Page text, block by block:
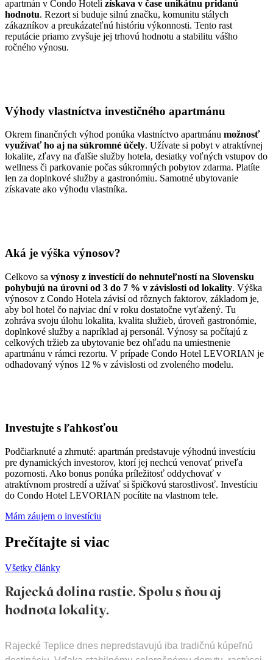
apartmán v Condo Hoteli získava v čase unikátnu pridanú
hodnotu. Rezort si buduje silnú značku, komunitu stálych
zákazníkov a preukázateľnú históriu výkonnosti. Tento rast
reputácie priamo zvyšuje jej trhovú hodnotu a stabilitu vášho
ročného výnosu.
Výhody vlastníctva investičného apartmánu
Okrem finančných výhod ponúka vlastníctvo apartmánu možnosť
využívať ho aj na súkromné účely. Užívate si pobyt v atraktívnej
lokalite, zľavy na ďalšie služby hotela, desiatky voľných vstupov do
wellness či parkovanie počas súkromných pobytov zdarma. Platíte
len za doplnkové služby a gastronómiu. Samotné ubytovanie
získavate ako výhodu vlastníka.
Aká je výška výnosov?
Celkovo sa výnosy z investícií do nehnuteľností na Slovensku
pohybujú na úrovni od 3 do 7 % v závislosti od lokality. Výška
výnosov z Condo Hotela závisí od rôznych faktorov, základom je,
aby bol hotel čo najviac dní v roku dostatočne vyťažený. Tu
zohráva svoju úlohu lokalita, kvalita služieb, úroveň gastronómie,
doplnkové služby a napríklad aj personál. Výnosy sa počítajú z
celkových tržieb za ubytovanie bez ohľadu na umiestnenie
apartmánu v rámci rezortu. V prípade Condo Hotel LEVORIAN je
odhadovaný výnos 12 % v závislosti od zvoleného modelu.
Investujte s ľahkosťou
Podčiarknuté a zhrnuté: apartmán predstavuje výhodnú investíciu
pre dynamických investorov, ktorí jej nechcú venovať priveľa
pozornosti. Ako bonus ponúka príležitosť oddychovať v
atraktívnom prostredí a užívať si špičkovú starostlivosť. Investíciu
do Condo Hotel LEVORIAN pocítite na vlastnom tele.
Mám záujem o investíciu
Prečítajte si viac
Všetky články
Rajecká dolina rastie. Spolu s ňou aj
hodnota lokality.
Rajecké Teplice dnes nepredstavujú iba tradičnú kúpeľnú